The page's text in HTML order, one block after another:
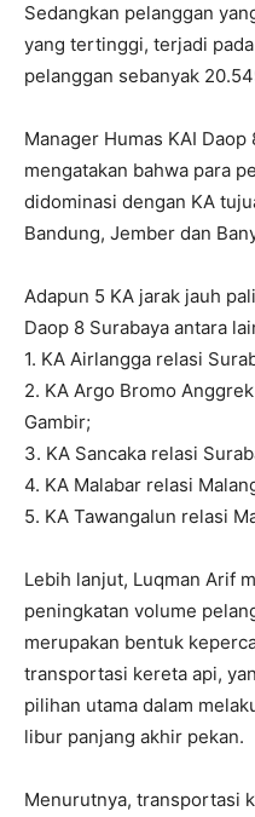
Sedangkan pelanggan
yang tertinggi, terjadi
pelanggan sebanyak
Manager Humas KAI
mengatakan bahwa para
didominasi dengan KA
Bandung, Jember dan
Adapun 5 KA jarak jauh
Daop 8 Surabaya antara
1. KA Airlangga relasi
2. KA Argo Bromo
Gambir;
3. KA Sancaka relasi
4. KA Malabar relasi
5. KA Tawangalun relasi
Lebih lanjut, Luqman Arif
peningkatan volume
merupakan bentuk
transportasi kereta api,
pilihan utama dalam
libur panjang akhir pekan.
Menurutnya, transportasi